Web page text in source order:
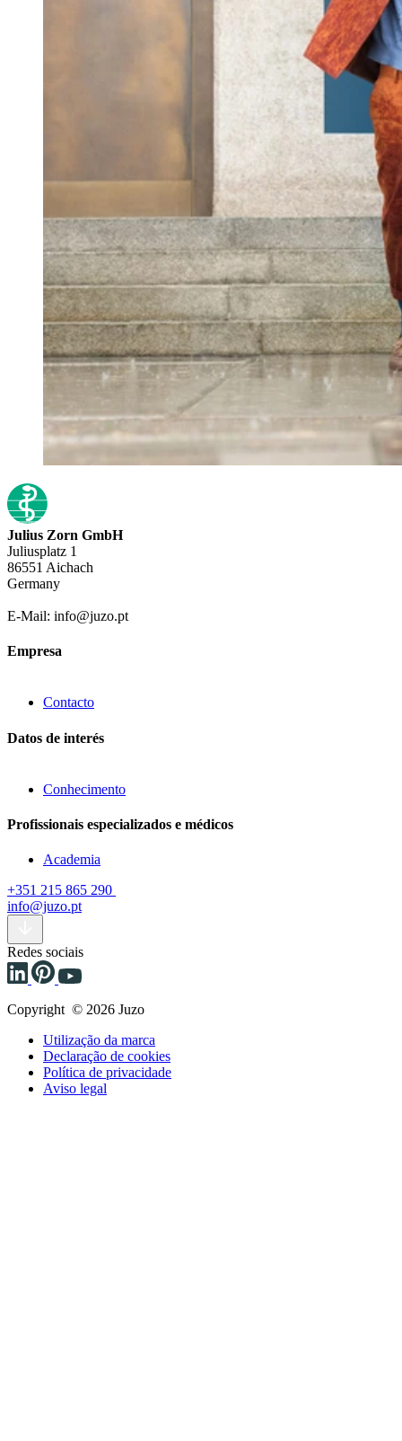
Julius Zorn GmbH
Juliusplatz 1
86551 Aichach
Germany
E-Mail: info@juzo.pt
Empresa
Contacto
Datos de interés
Conhecimento
Profissionais especializados e médicos
Academia
+351 215 865 290
info@juzo.pt
Redes sociais
Copyright © 2026 Juzo
Utilização da marca
Declaração de cookies
Política de privacidade
Aviso legal